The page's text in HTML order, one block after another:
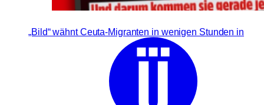
„Bild“ wähnt Ceuta-Migranten in wenigen Stunden in